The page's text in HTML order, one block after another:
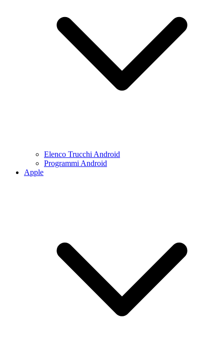
Elenco Trucchi Android
Programmi Android
Apple